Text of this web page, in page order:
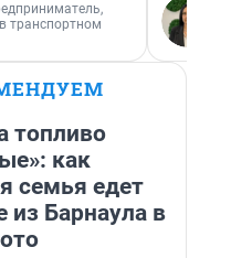
транспортном
топливо
как
семья едет
из Барнаула в